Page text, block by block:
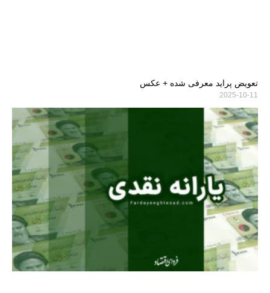
تعویض پراید معرفی شده + عکس
2025-10-11